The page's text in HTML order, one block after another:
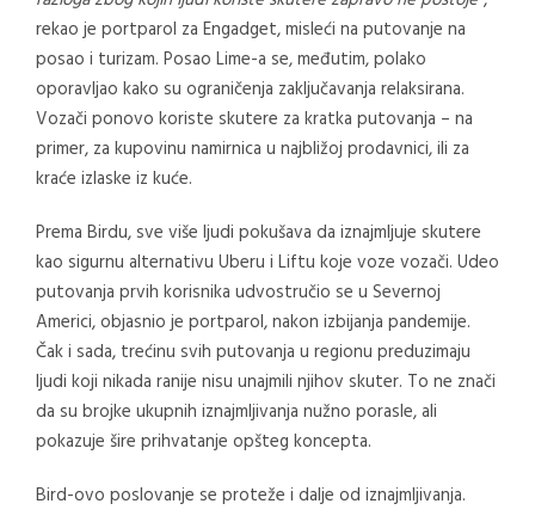
rekao je portparol za Engadget, misleći na putovanje na
posao i turizam. Posao Lime-a se, međutim, polako
oporavljao kako su ograničenja zaključavanja relaksirana.
Vozači ponovo koriste skutere za kratka putovanja – na
primer, za kupovinu namirnica u najbližoj prodavnici, ili za
kraće izlaske iz kuće.
Prema Birdu, sve više ljudi pokušava da iznajmljuje skutere
kao sigurnu alternativu Uberu i Liftu koje voze vozači. Udeo
putovanja prvih korisnika udvostručio se u Severnoj
Americi, objasnio je portparol, nakon izbijanja pandemije.
Čak i sada, trećinu svih putovanja u regionu preduzimaju
ljudi koji nikada ranije nisu unajmili njihov skuter. To ne znači
da su brojke ukupnih iznajmljivanja nužno porasle, ali
pokazuje šire prihvatanje opšteg koncepta.
Bird-ovo poslovanje se proteže i dalje od iznajmljivanja.